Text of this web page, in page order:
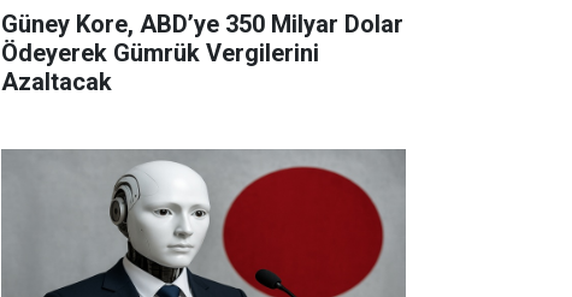
Güney Kore, ABD’ye 350 Milyar Dolar
Ödeyerek Gümrük Vergilerini
Azaltacak